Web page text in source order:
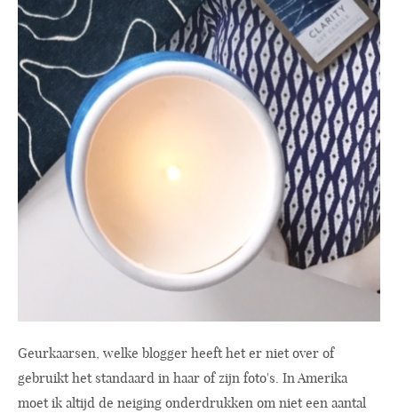
Geurkaarsen, welke blogger heeft het er niet over of
gebruikt het standaard in haar of zijn foto's. In Amerika
moet ik altijd de neiging onderdrukken om niet een aantal